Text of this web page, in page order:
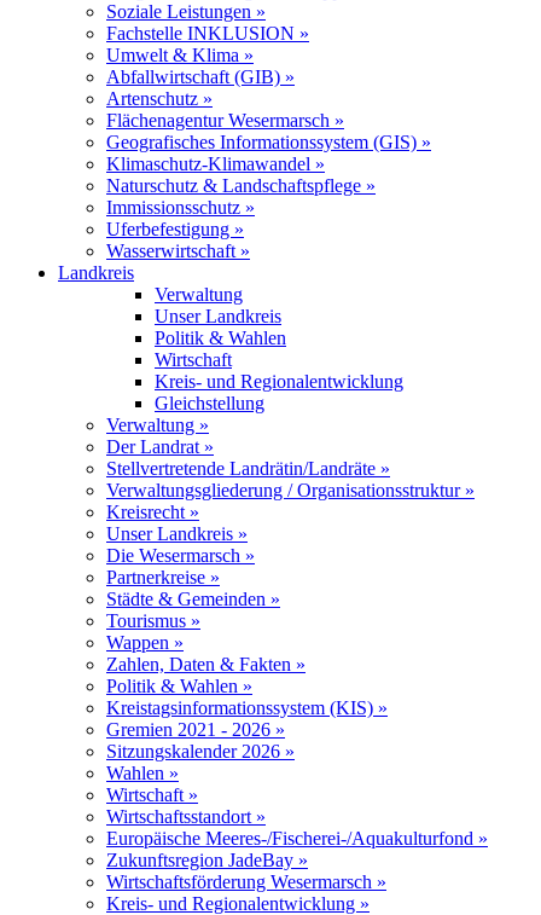
Soziale Leistungen »
Fachstelle INKLUSION »
Umwelt & Klima »
Abfallwirtschaft (GIB) »
Artenschutz »
Flächenagentur Wesermarsch »
Geografisches Informationssystem (GIS) »
Klimaschutz-Klimawandel »
Naturschutz & Landschaftspflege »
Immissionsschutz »
Uferbefestigung »
Wasserwirtschaft »
Landkreis
Verwaltung
Unser Landkreis
Politik & Wahlen
Wirtschaft
Kreis- und Regionalentwicklung
Gleichstellung
Verwaltung »
Der Landrat »
Stellvertretende Landrätin/Landräte »
Verwaltungsgliederung / Organisationsstruktur »
Kreisrecht »
Unser Landkreis »
Die Wesermarsch »
Partnerkreise »
Städte & Gemeinden »
Tourismus »
Wappen »
Zahlen, Daten & Fakten »
Politik & Wahlen »
Kreistagsinformationssystem (KIS) »
Gremien 2021 - 2026 »
Sitzungskalender 2026 »
Wahlen »
Wirtschaft »
Wirtschaftsstandort »
Europäische Meeres-/Fischerei-/Aquakulturfond »
Zukunftsregion JadeBay »
Wirtschaftsförderung Wesermarsch »
Kreis- und Regionalentwicklung »